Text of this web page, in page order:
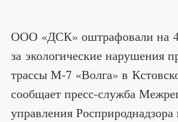
ООО «ДСК» оштрафовали на
за экологические нарушения
трассы М-7 «Волга» в
сообщает пресс-служба
управления